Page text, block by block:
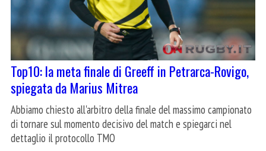
Top10: la meta finale di Greeff in Petrarca-Rovigo,
spiegata da Marius Mitrea
Abbiamo chiesto all'arbitro della finale del massimo campionato
di tornare sul momento decisivo del match e spiegarci nel
dettaglio il protocollo TMO